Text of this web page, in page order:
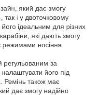
який дає змогу
так і у двоточковому
ідеальним для різних
які дають змогу
режимами носіння.
регульованим за
його під
Ремінь також має
дає змогу надійно